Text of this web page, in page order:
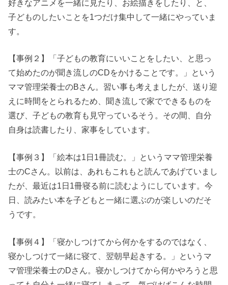
好きなアニメを一緒に見たり、お絵描きをしたり、と、
子どものしたいことを1つだけ集中して一緒にやっていま
す。
【事例２】「子どもの教育にいいことをしたい、と思っ
て始めたのが聞き流しのCDをかけることです。」という
ママ管理栄養士のBさん。習い事も考えましたが、送り迎
えに時間をとられるため、聞き流しで家でできるものを
選び、子どもの教育も見守っているそう。その間、自分
自身は読書したり、家事をしています。
【事例３】「絵本は1日1冊読む。」というママ管理栄養
士のCさん。以前は、あれもこれもと読んであげていまし
たが、最近は1日1冊寝る前に読むようにしています。今
日、読みたい本を子どもと一緒に選ぶのが楽しいのだそ
うです。
【事例４】「寝かしつけてから何かをするのではなく、
寝かしつけて一緒に寝て、翌朝早起きする。」というマ
マ管理栄養士のDさん。寝かしつけてから何かやろうと思